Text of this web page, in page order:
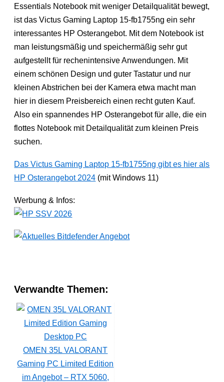
Essentials Notebook mit weniger Detailqualität bewegt,
ist das Victus Gaming Laptop 15-fb1755ng ein sehr
interessantes HP Osterangebot. Mit dem Notebook ist
man leistungsmäßig und speichermäßig sehr gut
aufgestellt für rechenintensive Anwendungen. Mit
einem schönen Design und guter Tastatur und nur
kleinen Abstrichen bei der Kamera etwa macht man
hier in diesem Preisbereich einen recht guten Kauf.
Also ein spannendes HP Osterangebot für alle, die ein
flottes Notebook mit Detailqualität zum kleinen Preis
suchen.
Das Victus Gaming Laptop 15-fb1755ng gibt es hier als
HP Osterangebot 2024 (mit Windows 11)
Werbung & Infos:
Verwandte Themen:
OMEN 35L VALORANT
Gaming PC Limited Edition
im Angebot – RTX 5060,